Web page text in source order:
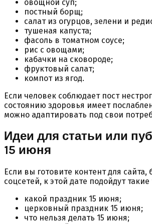
овощной суп;
постный борщ;
салат из огурцов, зелени и
тушеная капуста;
фасоль в томатном соусе;
рис с овощами;
кабачки на сковороде;
фруктовый салат;
компот из ягод.
Если человек соблюдает пост
состоянию здоровья имеет
можно адаптировать под свои
Идеи для статьи или
15 июня
Если вы готовите контент для сайта,
соцсетей, к этой дате подойдут
какой праздник 15 июня;
церковный праздник 15 июня;
что нельзя делать 15 июня;